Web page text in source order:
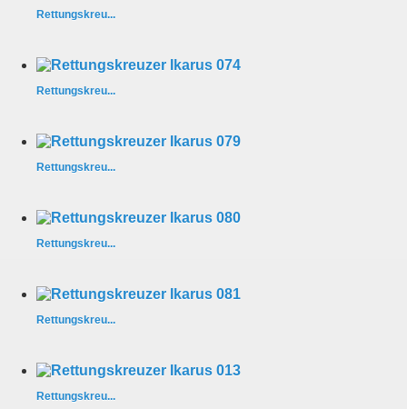
Rettungskreu...
Rettungskreu...
Rettungskreu...
Rettungskreu...
Rettungskreu...
Rettungskreu...